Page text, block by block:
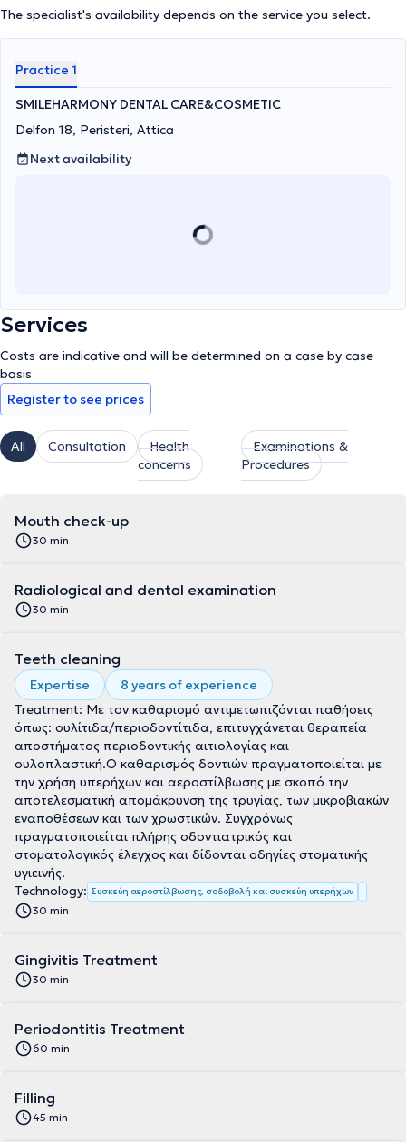
The specialist's availability depends on the service you select.
Practice 1
SMILEHARMONY DENTAL CARE&COSMETIC
Delfon 18, Peristeri, Attica
Next availability
Services
Costs are indicative and will be determined on a case by case
basis
Register to see prices
All Consultation
Health
concerns
Examinations &
Procedures
Mouth check-up
30 min
Radiological and dental examination
30 min
Teeth cleaning
Expertise
8 years of experience
Treatment: Με τον καθαρισμό αντιμετωπιζόνται παθήσεις
όπως: ουλίτιδα/περιοδοντίτιδα, επιτυγχάνεται θεραπεία
αποστήματος περιοδοντικής αιτιολογίας και
ουλοπλαστική.Ο καθαρισμός δοντιών πραγματοποιείται με
την χρήση υπερήχων και αεροστίλβωσης με σκοπό την
αποτελεσματική απομάκρυνση της τρυγίας, των μικροβιακών
εναποθέσεων και των χρωστικών. Συγχρόνως
πραγματοποιείται πλήρης οδοντιατρικός και
στοματολογικός έλεγχος και δίδονται οδηγίες στοματικής
υγιεινής.
Technology: Συσκεύη αεροστίλβωσης, σοδοβολή και συσκεύη υπερήχων
30 min
Gingivitis Treatment
30 min
Periodontitis Treatment
60 min
Filling
45 min